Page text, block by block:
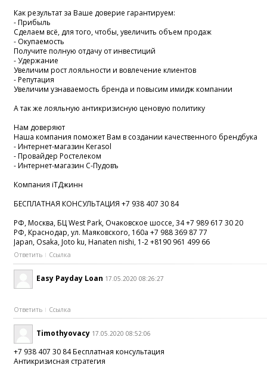
Как результат за Ваше доверие гарантируем:
- Прибыль
Сделаем всё, для того, чтобы, увеличить объем продаж
- Окупаемость
Получите полную отдачу от инвестиций
- Удержание
Увеличим рост лояльности и вовлечение клиентов
- Репутация
Увеличим узнаваемость бренда и повысим имидж компании
А так же лояльную антикризисную ценовую политику
Нам доверяют
Наша компания поможет Вам в создании качественного брендбука
- Интернет-магазин Kerasol
- Провайдер Ростелеком
- Интернет-магазин С-Пудовъ
Компания iTДжинн
БЕСПЛАТНАЯ КОНСУЛЬТАЦИЯ +7 938 407 30 84
РФ, Москва, БЦ West Park, Очаковское шоссе, 34 +7 989 617 30 20
РФ, Краснодар, ул. Маяковского, 160а +7 988 369 87 77
Japan, Osaka, Joto ku, Hanaten nishi, 1-2 +8190 961 499 66
Ответить Ссылка
Easy Payday Loan 17.05.2020 08:26:27
Ответить Ссылка
Timothyovacy 17.05.2020 08:52:06
+7 938 407 30 84 Бесплатная консультация
Антикризисная стратегия